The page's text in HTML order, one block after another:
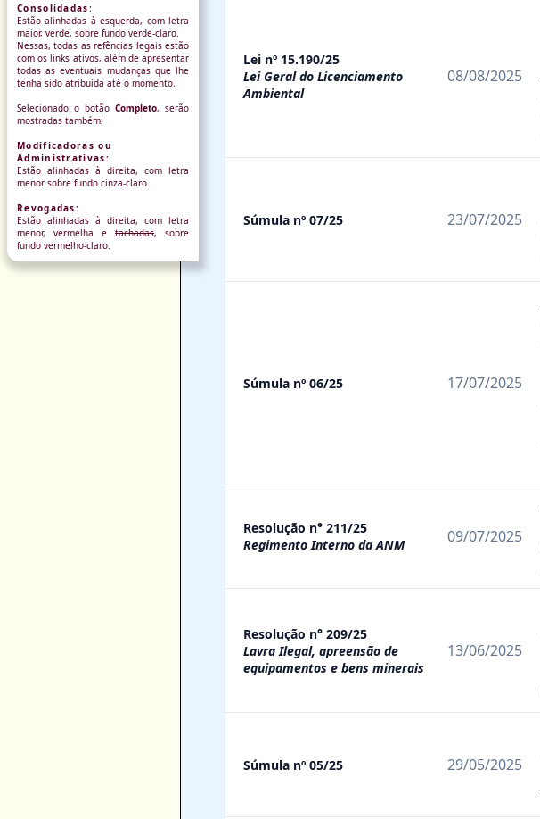
Consolidadas:
Estão alinhadas à esquerda, com letra
maior, verde, sobre fundo verde-claro.
Nessas, todas as refências legais estão
com os links ativos, além de apresentar
todas as eventuais mudanças que lhe
tenha sido atribuída até o momento.
Selecionado o botãoCompleto, serão
mostradas também:
Modificadoras ou
Administrativas:
Estão alinhadas à direita, com letra
menor sobre fundo cinza-claro.
Revogadas:
Estão alinhadas à direita, com letra
menor, vermelha etachadas, sobre
fundo vermelho-claro.
Lei nº 15.190/25
Lei Geral do Licenciamento
Ambiental
08/08/2025
Súmula nº 07/25 23/07/2025
Súmula nº 06/25 17/07/2025
Resolução n° 211/25
Regimento Interno da ANM
09/07/2025
Resolução n° 209/25
Lavra Ilegal, apreensão de
equipamentos e bens minerais
13/06/2025
Súmula nº 05/25 29/05/2025